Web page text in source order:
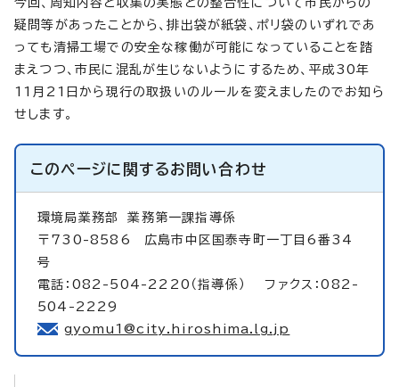
疑問等があったことから、排出袋が紙袋、ポリ袋のいずれであ
っても清掃工場での安全な稼働が可能になっていることを踏
まえつつ、市民に混乱が生じないようにするため、平成30年
11月21日から現行の取扱いのルールを変えましたのでお知ら
せします。
このページに関するお問い合わせ
環境局業務部業務第一課指導係
〒730-8586 広島市中区国泰寺町一丁目6番34
号
電話：082-504-2220（指導係） ファクス：082-
504-2229
gyomu1@city.hiroshima.lg.jp